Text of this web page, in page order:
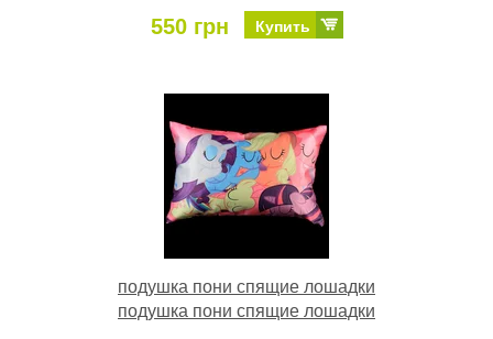
550 грн Купить
подушка пони спящие лошадки
подушка пони спящие лошадки